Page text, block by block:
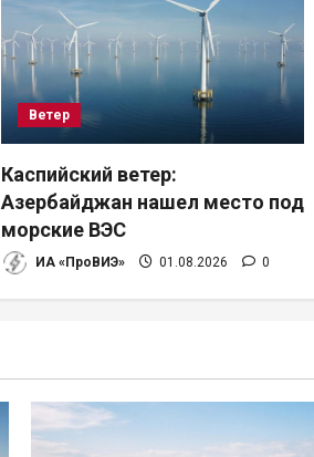
Ветер
Каспийский ветер:
Азербайджан нашел место под
морские ВЭС
ИА «ПроВИЭ» 01.08.2026 0